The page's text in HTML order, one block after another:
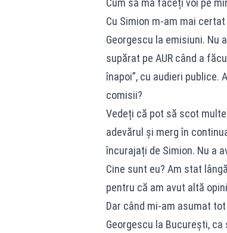
Cum să mă faceți voi pe
Cu Simion m-am mai
Georgescu la emisiuni. Nu
supărat pe AUR când a
înapoi”, cu audieri publice.
comisii?
Vedeți că pot să scot
adevărul și merg în
încurajați de Simion. Nu a
Cine sunt eu? Am stat
pentru că am avut altă
Dar când mi-am asumat
Georgescu la București,